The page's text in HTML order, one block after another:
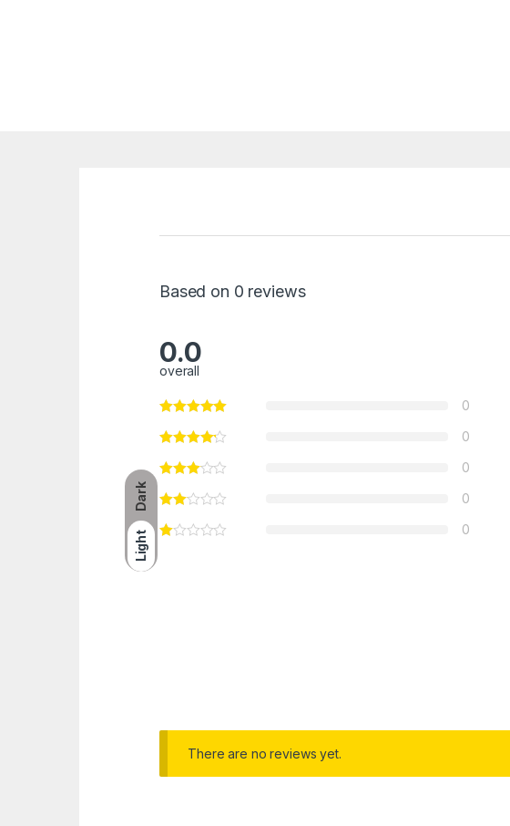
Dark
Light
Based on 0 reviews
0.0
overall
0
0
0
0
0
There are no reviews yet.